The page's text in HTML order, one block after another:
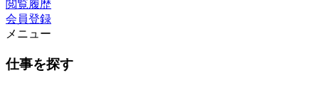
閲覧履歴
会員登録
メニュー
仕事を探す